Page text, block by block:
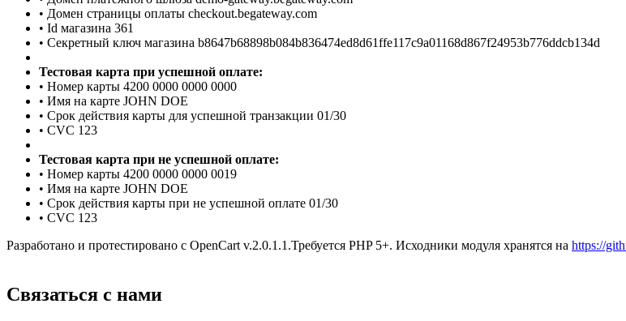
• Домен страницы оплаты checkout.begateway.com
• Id магазина 361
• Секретный ключ магазина b8647b68898b084b836474ed8d61ffe117c9a01168d867f24953b776ddcb134d
Тестовая карта при успешной оплате:
• Номер карты 4200 0000 0000 0000
• Имя на карте JOHN DOE
• Срок действия карты для успешной транзакции 01/30
• CVC 123
Тестовая карта при не успешной оплате:
• Номер карты 4200 0000 0000 0019
• Имя на карте JOHN DOE
• Срок действия карты при не успешной оплате 01/30
• CVC 123
Разработано и протестировано с OpenCart v.2.0.1.1.Требуется PHP 5+. Исходники модуля хранятся на https://
Связаться с нами